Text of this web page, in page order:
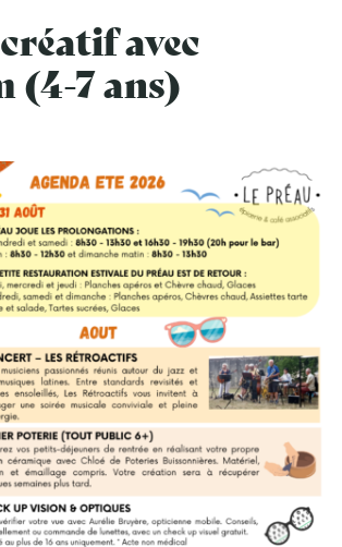
avec
(4-7 ans)